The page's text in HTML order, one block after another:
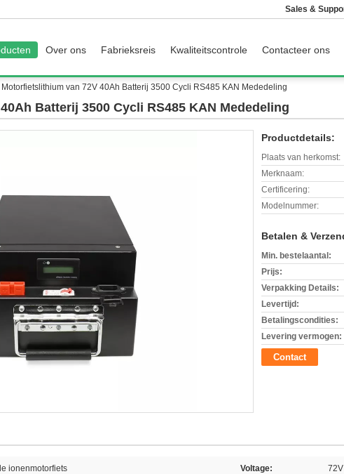
Sales &
Over ons Fabrieksreis Kwaliteitscontrole Contacteer ons
van 72V 40Ah Batterij 3500 Cycli RS485 KAN Mededeling
Batterij 3500 Cycli RS485 KAN Mededeling
Productdetails:
Plaats van herkomst:
Merknaam:
Certificering:
Modelnummer:
Betalen &
Min. bestelaantal:
Prijs:
Verpakking Details:
Levertijd:
Betalingscondities:
Levering vermogen:
Contact
ionenmotorfiets Voltage: 72V